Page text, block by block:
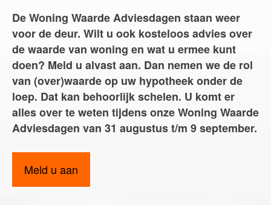
Maak een afspraak
Makelaars van Amsterdam
amsterdam@makelaarsvan.nl
+31 (0)20 333 11 10
English?
De Woning Waarde Adviesdagen staan weer
voor de deur. Wilt u ook kosteloos advies over
de waarde van woning en wat u ermee kunt
doen? Meld u alvast aan. Dan nemen we de rol
van (over)waarde op uw hypotheek onder de
loep. Dat kan behoorlijk schelen. U komt er
alles over te weten tijdens onze Woning Waarde
Adviesdagen van 31 augustus t/m 9 september.
Meld u aan